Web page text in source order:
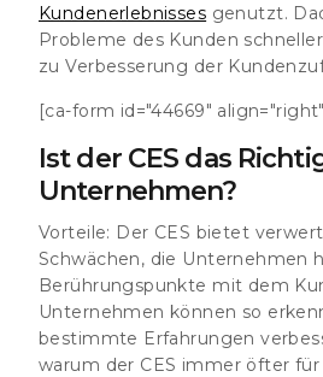
Kundenerlebnisses genutzt.
Probleme des Kunden
zu Verbesserung der
[ca-form id="44669"
Ist der CES das
Unternehmen?
Vorteile: Der CES bietet
Schwächen, die Unternehmen
Berührungspunkte mit dem
Unternehmen können so
bestimmte Erfahrungen
warum der CES immer öfter für